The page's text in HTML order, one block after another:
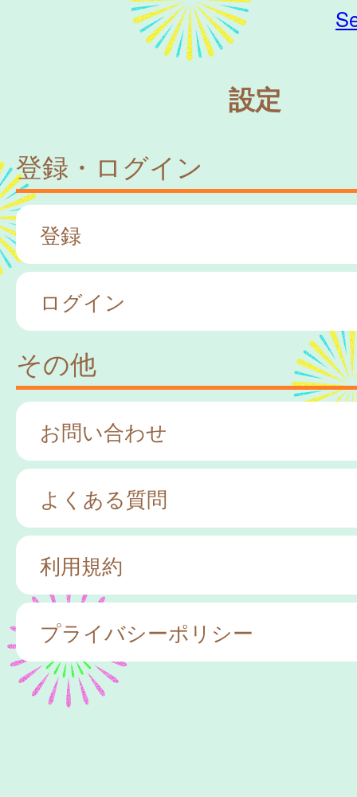
設定
登録・ログイン
登録
ログイン
その他
お問い合わせ
よくある質問
利用規約
プライバシーポリシー